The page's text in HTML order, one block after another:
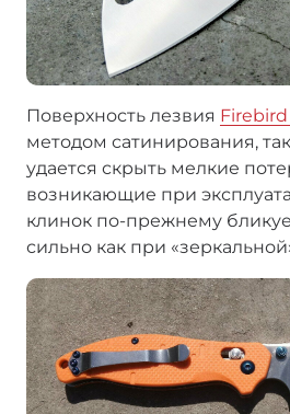
Поверхность лезвия Firebird
методом сатинирования,
удается скрыть мелкие
возникающие при
клинок по-прежнему
сильно как при